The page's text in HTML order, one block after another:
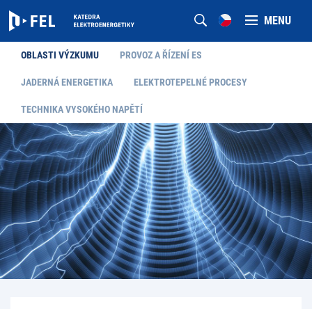
MENU
OBLASTI VÝZKUMU PROVOZ A ŘÍZENÍ ES
JADERNÁ ENERGETIKA ELEKTROTEPELNÉ PROCESY
TECHNIKA VYSOKÉHO NAPĚTÍ